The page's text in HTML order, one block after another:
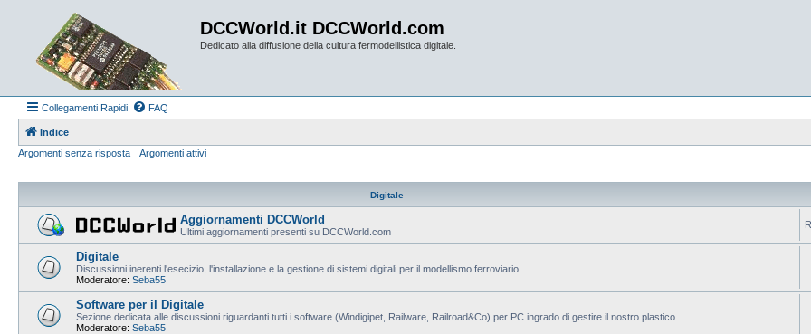
DCCWorld.it DCCWorld.com
Dedicato alla diffusione della cultura fermodellistica digitale.
Collegamenti Rapidi FAQ
Indice
Argomenti senza risposta
Argomenti attivi
Digitale
Aggiornamenti DCCWorld
Ultimi aggiornamenti presenti su DCCWorld.com
Digitale
Discussioni inerenti l'esecizio, l'installazione e la gestione di sistemi digitali per il modellismo ferroviario.
Moderatore: Seba55
Software per il Digitale
Sezione dedicata alle discussioni riguardanti tutti i software (Windigipet, Railware, Railroad&Co) per PC ingrado di gestire il nostro plastico.
Moderatore: Seba55